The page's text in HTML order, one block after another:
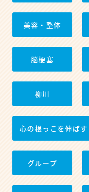
美容・整体
脳梗塞
柳川
心の根っこを伸ばす
グループ